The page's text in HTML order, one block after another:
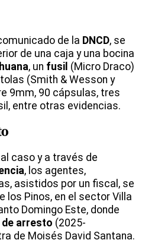
de la DNCD, se
de una caja y una bocina
, un fusil (Micro Draco)
(Smith & Wesson y
9mm, 90 cápsulas, tres
entre otras evidencias.
caso y a través de
, los agentes,
asistidos por un fiscal, se
los Pinos, en el sector Villa
Domingo Este, donde
de arresto (2025-
de Moisés David Santana.